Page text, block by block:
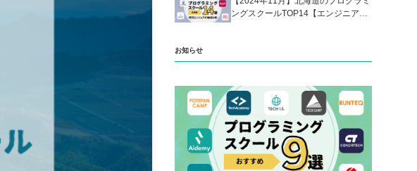
ングスクールTOP14【エンジニアが
お知らせ